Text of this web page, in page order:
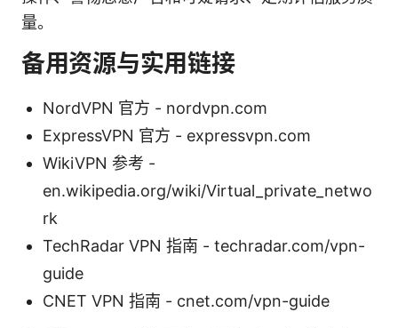
量。
备用资源与实用链接
NordVPN 官方 - nordvpn.com
ExpressVPN 官方 - expressvpn.com
WikiVPN 参考 -
en.wikipedia.org/wiki/Virtual_private_netwo
rk
TechRadar VPN 指南 - techradar.com/vpn-
guide
CNET VPN 指南 - cnet.com/vpn-guide